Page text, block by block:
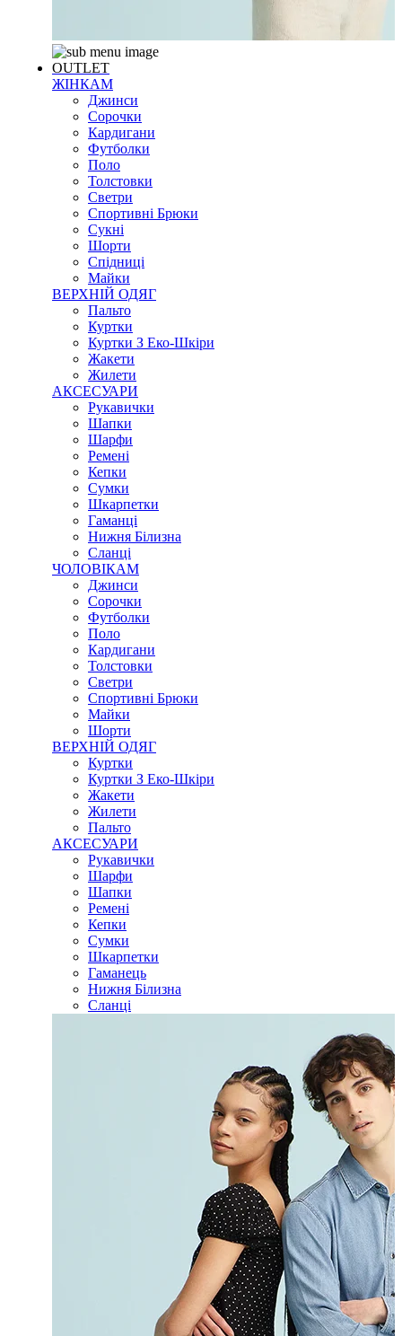
OUTLET
ЖІНКАМ
Джинси
Сорочки
Кардигани
Футболки
Поло
Толстовки
Светри
Спортивні Брюки
Сукні
Шорти
Спідниці
Майки
ВЕРХНІЙ ОДЯГ
Пальто
Куртки
Куртки З Еко-Шкіри
Жакети
Жилети
АКСЕСУАРИ
Рукавички
Шапки
Шарфи
Ремені
Кепки
Сумки
Шкарпетки
Гаманці
Нижня Білизна
Сланці
ЧОЛОВІКАМ
Джинси
Сорочки
Футболки
Поло
Кардигани
Толстовки
Светри
Спортивні Брюки
Майки
Шорти
ВЕРХНІЙ ОДЯГ
Куртки
Куртки З Еко-Шкіри
Жакети
Жилети
Пальто
АКСЕСУАРИ
Рукавички
Шарфи
Шапки
Ремені
Кепки
Сумки
Шкарпетки
Гаманець
Нижня Білизна
Сланці